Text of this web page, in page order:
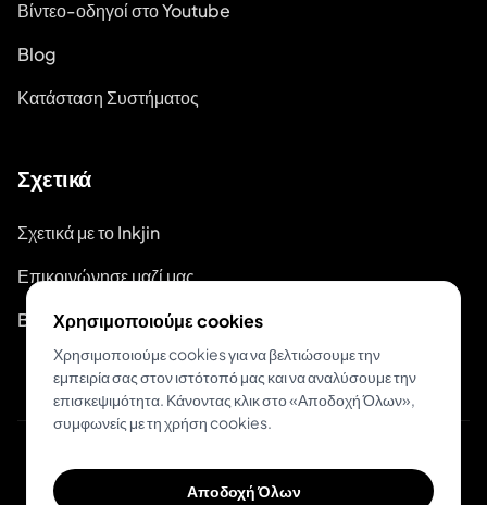
Βίντεο-οδηγοί στο Youtube
Blog
Κατάσταση Συστήματος
Σχετικά
Σχετικά με το Inkjin
Επικοινώνησε μαζί μας
Branding Kit
Πολιτική ΑπορρήτουΌροι Χρήσης
Χρησιμοποιούμε cookies
Χρησιμοποιούμε cookies για να βελτιώσουμε την
εμπειρία σας στον ιστότοπό μας και να αναλύσουμε την
επισκεψιμότητα. Κάνοντας κλικ στο «Αποδοχή Όλων»,
συμφωνείς με τη χρήση cookies.
Αποδοχή Όλων